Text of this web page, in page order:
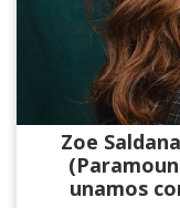
Zoe
unamos